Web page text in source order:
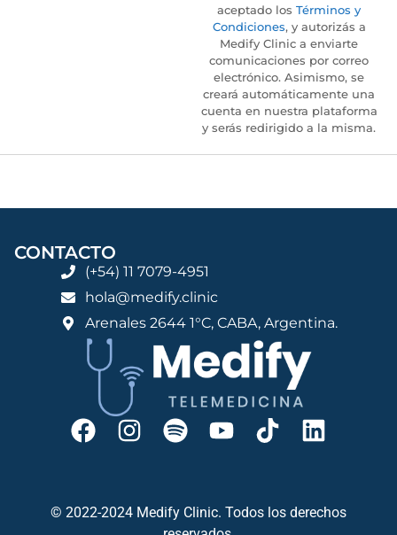
aceptado los Términos y
Condiciones, y autorizás a
Medify Clinic a enviarte
comunicaciones por correo
electrónico. Asimismo, se
creará automáticamente una
cuenta en nuestra plataforma
y serás redirigido a la misma.
CONTACTO
(+54) 11 7079-4951
hola@medify.clinic
Arenales 2644 1°C, CABA, Argentina.
© 2022-2024 Medify Clinic. Todos los derechos